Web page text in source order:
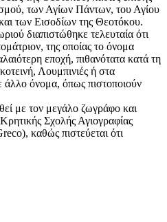
των Αγίων Πάντων, του Αγίου
των Εισοδίων της Θεοτόκου.
διαπιστώθηκε τελευταία ότι
της οποίας το όνομα
εποχή, πιθανότατα κατά τη
Λουμπινιές ή στα
άλλο όνομα, όπως πιστοποιούν
με τον μεγάλο ζωγράφο και
Σχολής Αγιογραφίας
καθώς πιστεύεται ότι